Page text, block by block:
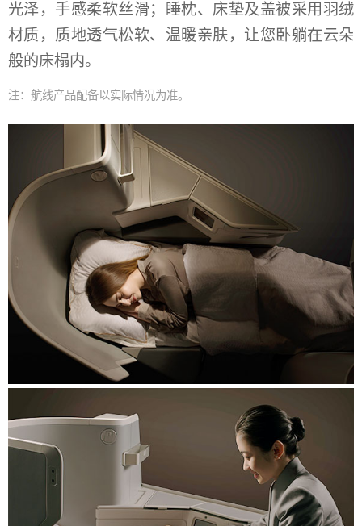
光泽，手感柔软丝滑；睡枕、床垫及盖被采用羽绒
材质，质地透气松软、温暖亲肤，让您卧躺在云朵
般的床榻内。
注：航线产品配备以实际情况为准。